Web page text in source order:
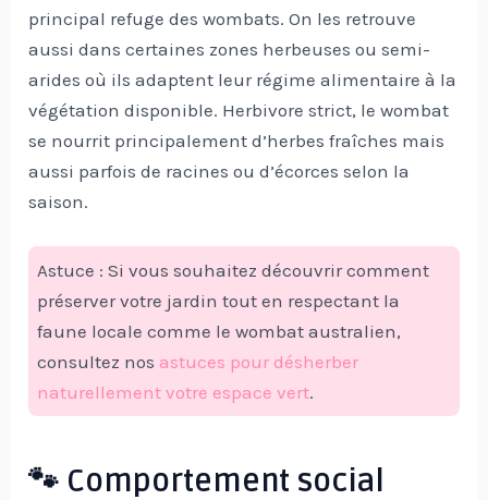
principal refuge des wombats. On les retrouve
aussi dans certaines zones herbeuses ou semi-
arides où ils adaptent leur régime alimentaire à la
végétation disponible. Herbivore strict, le wombat
se nourrit principalement d’herbes fraîches mais
aussi parfois de racines ou d’écorces selon la
saison.
Astuce : Si vous souhaitez découvrir comment
préserver votre jardin tout en respectant la
faune locale comme le wombat australien,
consultez nos astuces pour désherber
naturellement votre espace vert.
🐾 Comportement social